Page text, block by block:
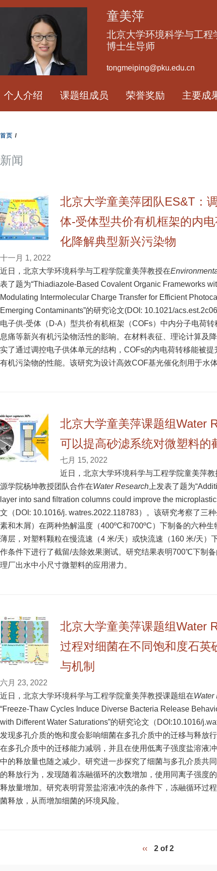
到
主
童美萍
北京大学环境科学与工程
博士生导师
tongmeiping@pku.edu.cn
个人介绍 课题组成员 荣誉奖励 主要成
首页 /
新闻
北京大学童美萍团队ES&T：
体-受体型共价有机框架的内
化降解典型新兴污染物
十一月 1, 2022
近日，北京大学环境科学与工程学院童美萍教授在
表了题为“Thiadiazole-Based Covalent Organic Frameworks
Modulating Intermolecular Charge Transfer for Efficient
Emerging Contaminants”的研究论文(DOI: 10.1021/
电子供-受体（D-A）型共价有机框架（COFs）中内分子电荷
息痛等新兴有机污染物活性的影响。在材料表征、理论计算及
实了通过调控电子供体单元的结构，COFs的内电荷转移能被
有机污染物的性能。该研究为设计高效COF基光催化剂用于水
北京大学童美萍课题组Water
可以提高砂滤系统对微塑料的
七月 15, 2022
近日，北京大学环境科学与工程学院童美萍
源学院杨坤教授团队合作在Water Research 上发表了题为
layer into sand filtration columns could improve the
文（DOI: 10.1016/j. watres.2022.118783）。该研究考察了三
素和木屑）在两种热解温度（400ºC和700ºC）下制备的六种
薄层，对塑料颗粒在慢流速（4 米/天）或快流速（160 米/天）
作条件下进行了截留/去除效果测试。研究结果表明700℃下制
理厂出水中小尺寸微塑料的应用潜力。
北京大学童美萍课题组Water
过程对细菌在不同饱和度石英
与机制
六月 23, 2022
近日，北京大学环境科学与工程学院童美萍教授课题组在Water
“Freeze-Thaw Cycles Induce Diverse Bacteria Release
with Different Water Saturations”的研究论文（DOI:10.1016/
发现多孔介质的饱和度会影响细菌在多孔介质中的迁移与释放
在多孔介质中的迁移能力减弱，并且在使用低离子强度盐溶液
中的释放量也随之减少。研究进一步探究了细菌与多孔介质共
的释放行为，发现随着冻融循环的次数增加，使用同离子强度
释放量增加。研究表明背景盐溶液冲洗的条件下，冻融循环过
菌释放，从而增加细菌的环境风险。
‹‹ 2 of 2